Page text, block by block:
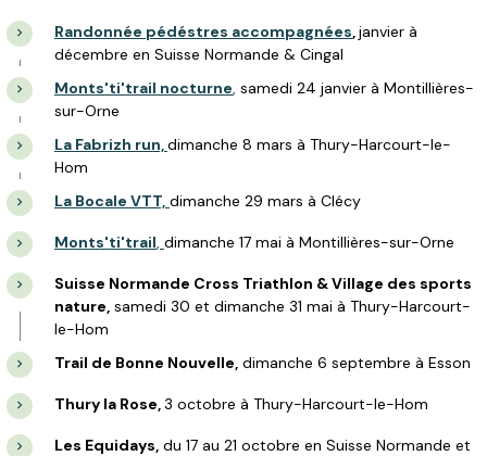
Randonnée pédéstres accompagnées,janvier à
décembre en Suisse Normande & Cingal
Monts'ti'trail nocturne, samedi 24 janvier à Montillières-
sur-Orne
La Fabrizh run,dimanche 8 mars à Thury-Harcourt-le-
Hom
La Bocale VTT, dimanche 29 mars à Clécy
Monts'ti'trail, dimanche 17 mai à Montillières-sur-Orne
Suisse Normande Cross Triathlon & Village des sports
nature, samedi 30 et dimanche 31 mai à Thury-Harcourt-
le-Hom
Trail de Bonne Nouvelle, dimanche 6 septembre à Esson
Thury la Rose,3 octobre à Thury-Harcourt-le-Hom
Les Equidays, du 17 au 21 octobre en Suisse Normande et